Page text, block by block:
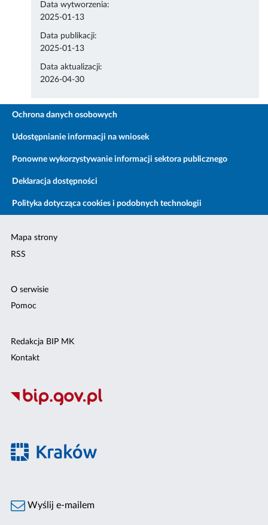
Data wytworzenia:
2025-01-13
Data publikacji:
2025-01-13
Data aktualizacji:
2026-04-30
Ochrona danych osobowych
Udostępnianie informacji na wniosek
Ponowne wykorzystywanie informacji sektora publicznego
Deklaracja dostępności
Polityka dotycząca cookies i podobnych technologii
Mapa strony
RSS
O serwisie
Pomoc
Redakcja BIP MK
Kontakt
Wyślij e-mailem